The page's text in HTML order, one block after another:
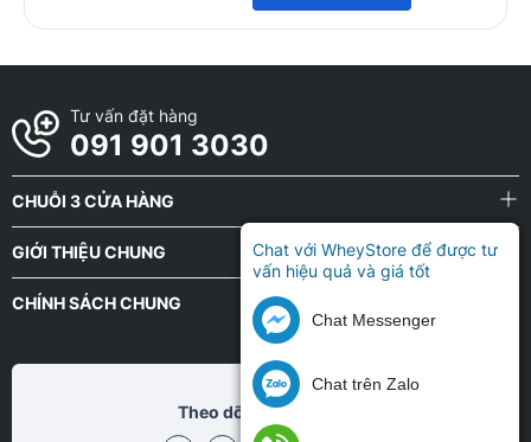
Tư vấn đặt hàng
091 901 3030
CHUỖI 3 CỬA HÀNG
GIỚI THIỆU CHUNG
CHÍNH SÁCH CHUNG
Theo dõi chũng tôi tại
Chat với WheyStore để được tư
vấn hiệu quả và giá tốt
Chat Messenger
Chat trên Zalo